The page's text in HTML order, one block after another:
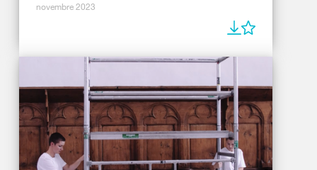
novembre 2023